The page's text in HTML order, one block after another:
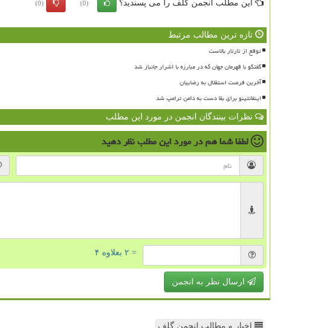
این مطلب انجمن گلف را می پسندید؟ (0)
(0)
تازه ترین مطالب مرتبط
توقع از تارتار بالاست
گفتگو با قهرمان جهان که در مبارزه با اشرار جانباز شد
آخرین فرصت استقلال به رضاییان
اینفانتینو برای بقا دست به دامن ترامپ شد
نظرات بینندگان انجمن در مورد این مطلب
لطفا شما همدر مورد این مطلبنظر دهید
= ۲ بعلاوه ۴
ارسال نظر به انجمن
اخبار و مطالب انجمن گلف